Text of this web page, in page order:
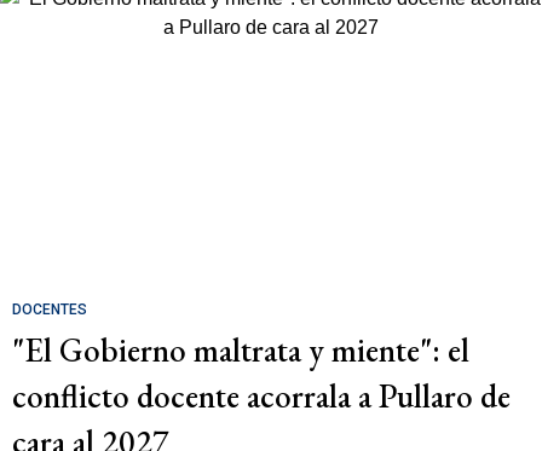
DOCENTES
"El Gobierno maltrata y miente": el
conflicto docente acorrala a Pullaro de
cara al 2027